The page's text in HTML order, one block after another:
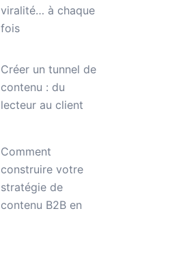
viralité… à chaque
fois
Créer un tunnel de
contenu : du
lecteur au client
Comment
construire votre
stratégie de
contenu B2B en